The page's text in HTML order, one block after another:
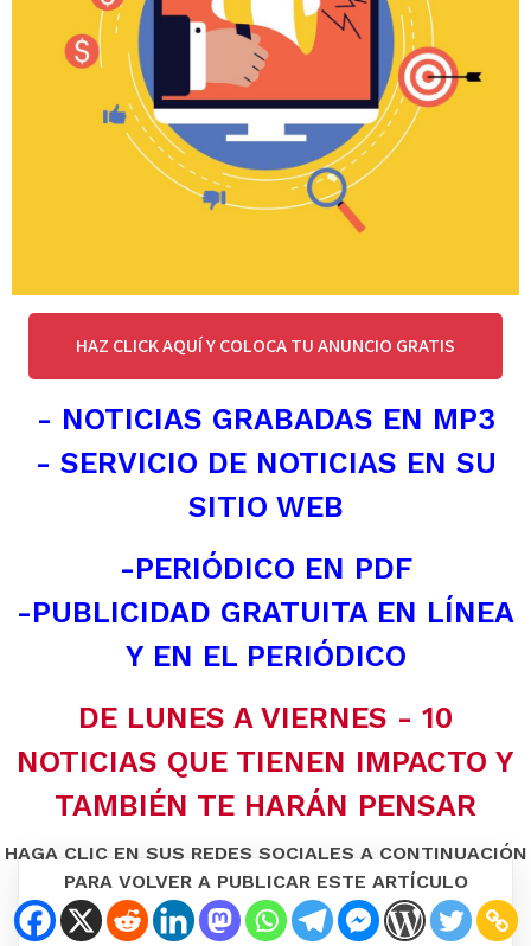
HAZ CLICK AQUÍ Y COLOCA TU ANUNCIO GRATIS
- NOTICIAS GRABADAS EN MP3
- SERVICIO DE NOTICIAS EN SU
SITIO WEB
-PERIÓDICO EN PDF
-PUBLICIDAD GRATUITA EN LÍNEA
Y EN EL PERIÓDICO
DE LUNES A VIERNES - 10
NOTICIAS QUE TIENEN IMPACTO Y
TAMBIÉN TE HARÁN PENSAR
HAGA CLIC EN SUS REDES SOCIALES A CONTINUACIÓN
PARA VOLVER A PUBLICAR ESTE ARTÍCULO